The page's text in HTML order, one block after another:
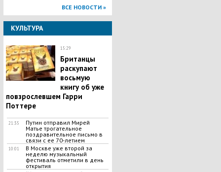
ВСЕ НОВОСТИ »
КУЛЬТУРА
15:29
Британцы
раскупают
восьмую
книгу об уже
повзрослевшем Гарри
Поттере
21:35
Путин отправил Мирей
Матье трогательное
поздравительное письмо в
связи с ее 70-летием
10:01
В Москве уже второй за
неделю музыкальный
фестиваль отметили в день
открытия